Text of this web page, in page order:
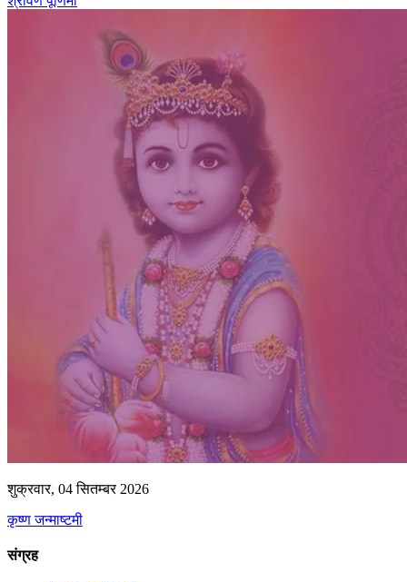
शुक्रवार, 04 सितम्बर 2026
कृष्ण जन्माष्टमी
संग्रह